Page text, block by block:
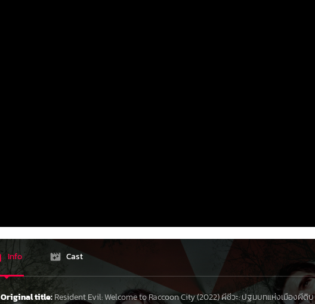
Info Cast
Original title:Resident Evil: Welcome to Raccoon City (2022) ผีชีวะ: ปฐมบทแห่งเมืองผีดิบ